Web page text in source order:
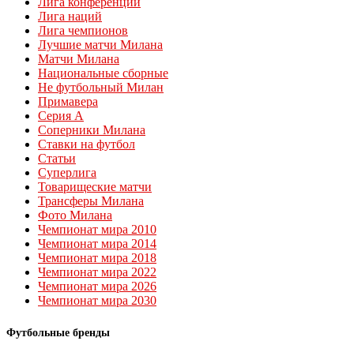
Лига наций
Лига чемпионов
Лучшие матчи Милана
Матчи Милана
Национальные сборные
Не футбольный Милан
Примавера
Серия А
Соперники Милана
Ставки на футбол
Статьи
Суперлига
Товарищеские матчи
Трансферы Милана
Фото Милана
Чемпионат мира 2010
Чемпионат мира 2014
Чемпионат мира 2018
Чемпионат мира 2022
Чемпионат мира 2026
Чемпионат мира 2030
Футбольные бренды